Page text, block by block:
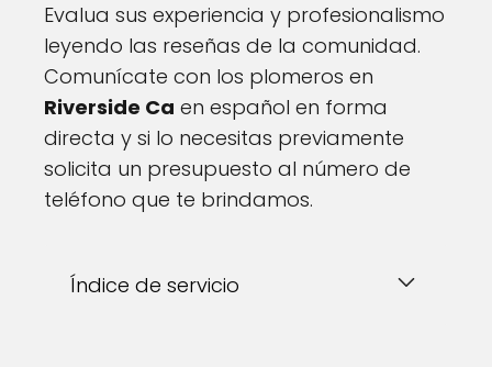
Evalua sus experiencia y profesionalismo
leyendo las reseñas de la comunidad.
Comunícate con los plomeros en
Riverside Ca en español en forma
directa y si lo necesitas previamente
solicita un presupuesto al número de
teléfono que te brindamos.
Índice de servicio